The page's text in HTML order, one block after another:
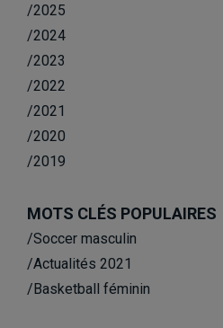
/2025
/2024
/2023
/2022
/2021
/2020
/2019
MOTS CLÉS POPULAIRES
/Soccer masculin
/Actualités 2021
/Basketball féminin